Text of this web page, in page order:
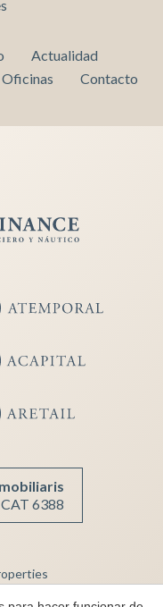
Actualidad
Oficinas Contacto
6388